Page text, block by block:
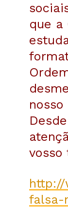
que a
vosso
http://
falsa-